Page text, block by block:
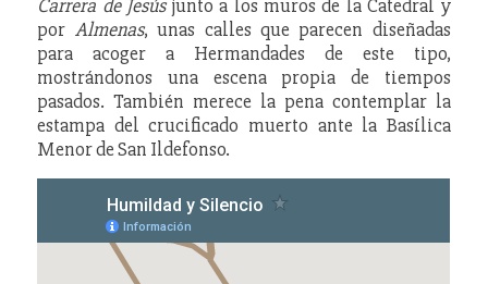
Carrera de Jesúsjunto a los muros de la Catedral y
por Almenas, unas calles que parecen diseñadas
para acoger a Hermandades de este tipo,
mostrándonos una escena propia de tiempos
pasados. También merece la pena contemplar la
estampa del crucificado muerto ante la Basílica
Menor de San Ildefonso.